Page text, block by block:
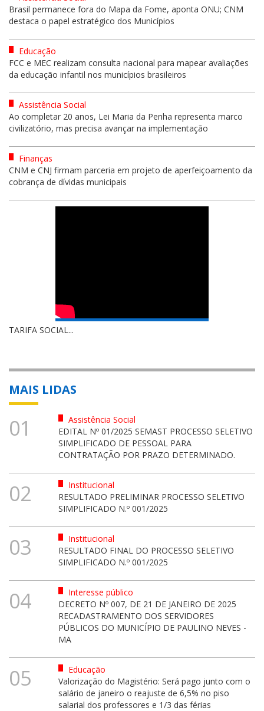
Brasil permanece fora do Mapa da Fome, aponta ONU; CNM
destaca o papel estratégico dos Municípios
Educação
FCC e MEC realizam consulta nacional para mapear avaliações
da educação infantil nos municípios brasileiros
Assistência Social
Ao completar 20 anos, Lei Maria da Penha representa marco
civilizatório, mas precisa avançar na implementação
Finanças
CNM e CNJ firmam parceria em projeto de aperfeiçoamento da
cobrança de dívidas municipais
TARIFA SOCIAL...
MAIS LIDAS
01
Assistência Social
EDITAL Nº 01/2025 SEMAST PROCESSO SELETIVO
SIMPLIFICADO DE PESSOAL PARA
CONTRATAÇÃO POR PRAZO DETERMINADO.
02
Institucional
RESULTADO PRELIMINAR PROCESSO SELETIVO
SIMPLIFICADO N.º 001/2025
03
Institucional
RESULTADO FINAL DO PROCESSO SELETIVO
SIMPLIFICADO N.º 001/2025
04
Interesse público
DECRETO Nº 007, DE 21 DE JANEIRO DE 2025
RECADASTRAMENTO DOS SERVIDORES
PÚBLICOS DO MUNICÍPIO DE PAULINO NEVES -
MA
05
Educação
Valorização do Magistério: Será pago junto com o
salário de janeiro o reajuste de 6,5% no piso
salarial dos professores e 1/3 das férias